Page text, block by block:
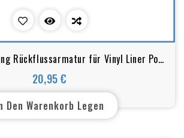
Rückflussarmatur für Vinyl Liner Pool
Grau
20,95 €
Preis
Den Warenkorb Legen